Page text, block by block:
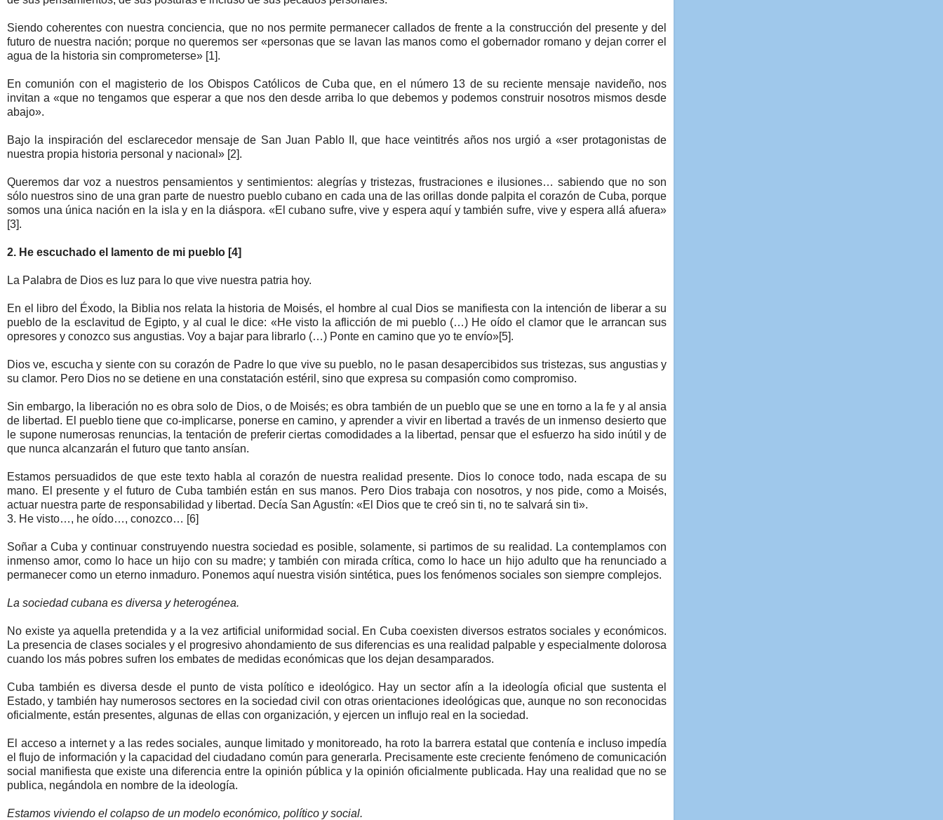
Siendo coherentes con nuestra conciencia, que no nos permite permanecer callados de frente a la construcción del presente y del
futuro de nuestra nación; porque no queremos ser «personas que se lavan las manos como el gobernador romano y dejan correr el
agua de la historia sin comprometerse» [1].
En comunión con el magisterio de los Obispos Católicos de Cuba que, en el número 13 de su reciente mensaje navideño, nos
invitan a «que no tengamos que esperar a que nos den desde arriba lo que debemos y podemos construir nosotros mismos desde
abajo».
Bajo la inspiración del esclarecedor mensaje de San Juan Pablo II, que hace veintitrés años nos urgió a «ser protagonistas de
nuestra propia historia personal y nacional» [2].
Queremos dar voz a nuestros pensamientos y sentimientos: alegrías y tristezas, frustraciones e ilusiones… sabiendo que no son
sólo nuestros sino de una gran parte de nuestro pueblo cubano en cada una de las orillas donde palpita el corazón de Cuba, porque
somos una única nación en la isla y en la diáspora. «El cubano sufre, vive y espera aquí y también sufre, vive y espera allá afuera»
[3].
2. He escuchado el lamento de mi pueblo [4]
La Palabra de Dios es luz para lo que vive nuestra patria hoy.
En el libro del Éxodo, la Biblia nos relata la historia de Moisés, el hombre al cual Dios se manifiesta con la intención de liberar a su
pueblo de la esclavitud de Egipto, y al cual le dice: «He visto la aflicción de mi pueblo (…) He oído el clamor que le arrancan sus
opresores y conozco sus angustias. Voy a bajar para librarlo (…) Ponte en camino que yo te envío»[5].
Dios ve, escucha y siente con su corazón de Padre lo que vive su pueblo, no le pasan desapercibidos sus tristezas, sus angustias y
su clamor. Pero Dios no se detiene en una constatación estéril, sino que expresa su compasión como compromiso.
Sin embargo, la liberación no es obra solo de Dios, o de Moisés; es obra también de un pueblo que se une en torno a la fe y al ansia
de libertad. El pueblo tiene que co-implicarse, ponerse en camino, y aprender a vivir en libertad a través de un inmenso desierto que
le supone numerosas renuncias, la tentación de preferir ciertas comodidades a la libertad, pensar que el esfuerzo ha sido inútil y de
que nunca alcanzarán el futuro que tanto ansían.
Estamos persuadidos de que este texto habla al corazón de nuestra realidad presente. Dios lo conoce todo, nada escapa de su
mano. El presente y el futuro de Cuba también están en sus manos. Pero Dios trabaja con nosotros, y nos pide, como a Moisés,
actuar nuestra parte de responsabilidad y libertad. Decía San Agustín: «El Dios que te creó sin ti, no te salvará sin ti».
3. He visto…, he oído…, conozco… [6]
Soñar a Cuba y continuar construyendo nuestra sociedad es posible, solamente, si partimos de su realidad. La contemplamos con
inmenso amor, como lo hace un hijo con su madre; y también con mirada crítica, como lo hace un hijo adulto que ha renunciado a
permanecer como un eterno inmaduro. Ponemos aquí nuestra visión sintética, pues los fenómenos sociales son siempre complejos.
La sociedad cubana es diversa y heterogénea.
No existe ya aquella pretendida y a la vez artificial uniformidad social. En Cuba coexisten diversos estratos sociales y económicos.
La presencia de clases sociales y el progresivo ahondamiento de sus diferencias es una realidad palpable y especialmente dolorosa
cuando los más pobres sufren los embates de medidas económicas que los dejan desamparados.
Cuba también es diversa desde el punto de vista político e ideológico. Hay un sector afín a la ideología oficial que sustenta el
Estado, y también hay numerosos sectores en la sociedad civil con otras orientaciones ideológicas que, aunque no son reconocidas
oficialmente, están presentes, algunas de ellas con organización, y ejercen un influjo real en la sociedad.
El acceso a internet y a las redes sociales, aunque limitado y monitoreado, ha roto la barrera estatal que contenía e incluso impedía
el flujo de información y la capacidad del ciudadano común para generarla. Precisamente este creciente fenómeno de comunicación
social manifiesta que existe una diferencia entre la opinión pública y la opinión oficialmente publicada. Hay una realidad que no se
publica, negándola en nombre de la ideología.
Estamos viviendo el colapso de un modelo económico, político y social.